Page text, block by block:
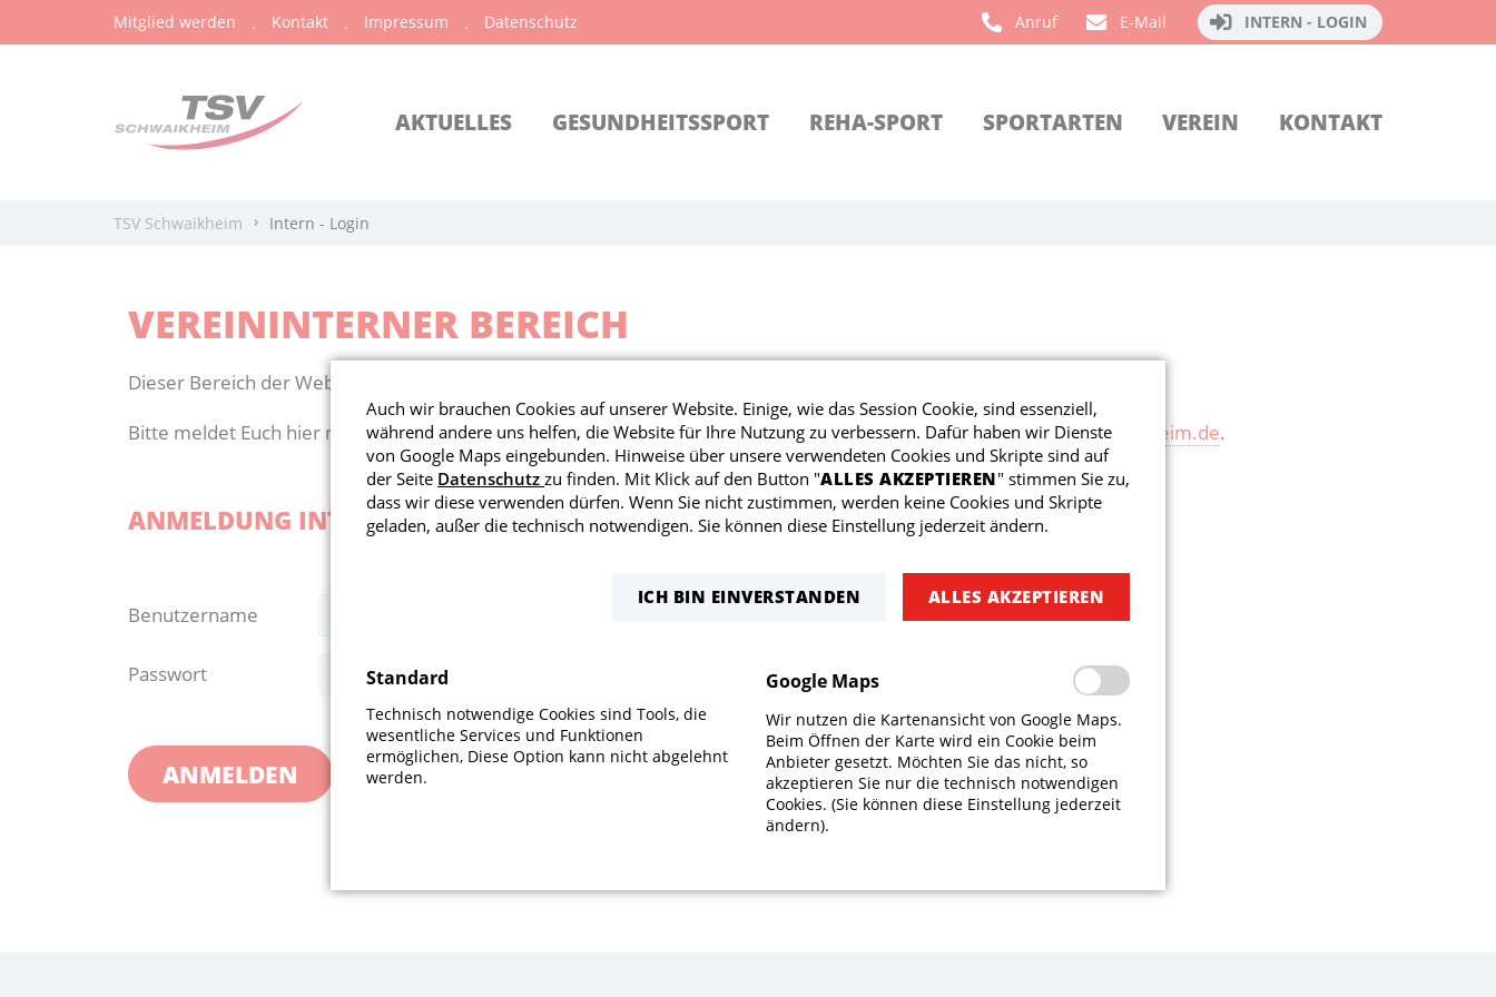
Mitglied werden Kontakt Impressum Datenschutz Anruf E-Mail INTERN - LOGIN
AKTUELLES GESUNDHEITSSPORT REHA-SPORT SPORTARTEN VEREIN KONTAKT
TSV Schwaikheim Intern - Login
VEREININTERNER BEREICH
Dieser Bereich der Website ist nur für den Vorstand und registrierte Mitglieder zugänglich.
Bitte meldet Euch hier mit den bekannten Zugangsdaten an. Wenn ihr Fragen schreibt eine E-Mail aninfo@tsv-schwaikheim.de.
ANMELDUNG INTERNER BEREICH:
Benutzername
Passwort
ANMELDEN
Auch wir brauchen Cookies auf unserer Website. Einige, wie das Session Cookie, sind essenziell,
während andere uns helfen, die Website für Ihre Nutzung zu verbessern. Dafür haben wir Dienste
von Google Maps eingebunden. Hinweise über unsere verwendeten Cookies und Skripte sind auf
der Seite Datenschutzzu finden. Mit Klick auf den Button "ALLES AKZEPTIEREN" stimmen Sie zu,
dass wir diese verwenden dürfen. Wenn Sie nicht zustimmen, werden keine Cookies und Skripte
geladen, außer die technisch notwendigen. Sie können diese Einstellung jederzeit ändern.
ICH BIN EINVERSTANDEN ALLES AKZEPTIEREN
Standard
Technisch notwendige Cookies sind Tools, die
wesentliche Services und Funktionen
ermöglichen, Diese Option kann nicht abgelehnt
werden.
Google Maps
Wir nutzen die Kartenansicht von Google Maps.
Beim Öffnen der Karte wird ein Cookie beim
Anbieter gesetzt. Möchten Sie das nicht, so
akzeptieren Sie nur die technisch notwendigen
Cookies. (Sie können diese Einstellung jederzeit
ändern).